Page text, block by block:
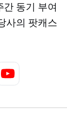
동기 부여
사의 팟캐스